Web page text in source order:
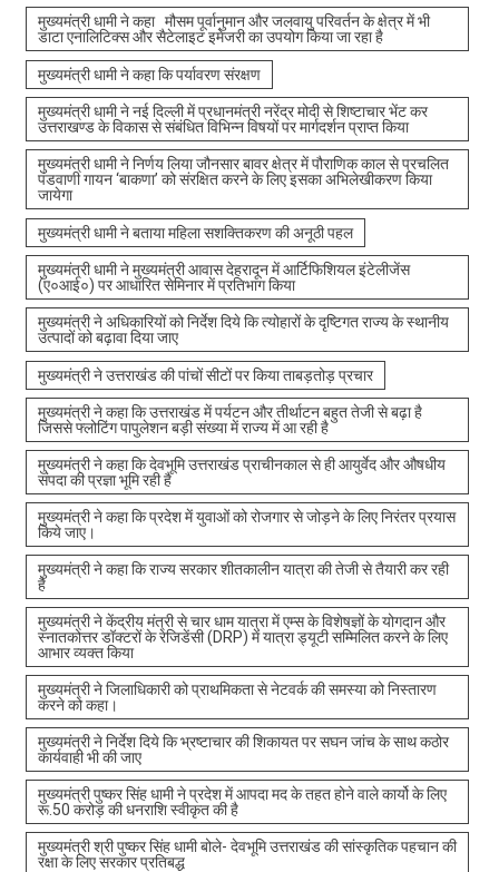
मुख्यमंत्री धामी ने कहा मौसम पूर्वानुमान और जलवायु परिवर्तन के क्षेत्र में भी
डाटा एनालिटिक्स और सैटेलाइट इमेजरी का उपयोग किया जा रहा है
मुख्यमंत्री धामी ने कहा कि पर्यावरण संरक्षण
मुख्यमंत्री धामी ने नई दिल्ली में प्रधानमंत्री नरेंद्र मोदी से शिष्टाचार भेंट कर
उत्तराखण्ड के विकास से संबंधित विभिन्न विषयों पर मार्गदर्शन प्राप्त किया
मुख्यमंत्री धामी ने निर्णय लिया जौनसार बावर क्षेत्र में पौराणिक काल से प्रचलित
पंडवाणी गायन ‘बाकणा’ को संरक्षित करने के लिए इसका अभिलेखीकरण किया
जायेगा
मुख्यमंत्री धामी ने बताया महिला सशक्तिकरण की अनूठी पहल
मुख्यमंत्री धामी ने मुख्यमंत्री आवास देहरादून में आर्टिफिशियल इंटेलीजेंस
(ए०आई०) पर आधारित सेमिनार में प्रतिभाग किया
मुख्यमंत्री ने अधिकारियों को निर्देश दिये कि त्योहारों के दृष्टिगत राज्य के स्थानीय
उत्पादों को बढ़ावा दिया जाए
मुख्यमंत्री ने उत्तराखंड की पांचों सीटों पर किया ताबड़तोड़ प्रचार
मुख्यमंत्री ने कहा कि उत्तराखंड में पर्यटन और तीर्थाटन बहुत तेजी से बढ़ा है
जिससे फ्लोटिंग पापुलेशन बड़ी संख्या में राज्य में आ रही है
मुख्यमंत्री ने कहा कि देवभूमि उत्तराखंड प्राचीनकाल से ही आयुर्वेद और औषधीय
संपदा की प्रज्ञा भूमि रही है
मुख्यमंत्री ने कहा कि प्रदेश में युवाओं को रोजगार से जोड़ने के लिए निरंतर प्रयास
किये जाए।
मुख्यमंत्री ने कहा कि राज्य सरकार शीतकालीन यात्रा की तेजी से तैयारी कर रही
है
मुख्यमंत्री ने केंद्रीय मंत्री से चार धाम यात्रा में एम्स के विशेषज्ञों के योगदान और
स्नातकोत्तर डॉक्टरों के रेजिडेंसी (DRP) में यात्रा ड्यूटी सम्मिलित करने के लिए
आभार व्यक्त किया
मुख्यमंत्री ने जिलाधिकारी को प्राथमिकता से नेटवर्क की समस्या को निस्तारण
करने को कहा।
मुख्यमंत्री ने निर्देश दिये कि भ्रष्टाचार की शिकायत पर सघन जांच के साथ कठोर
कार्यवाही भी की जाए
मुख्यमंत्री पुष्कर सिंह धामी ने प्रदेश में आपदा मद के तहत होने वाले कार्यो के लिए
रू.50 करोड़ की धनराशि स्वीकृत की है
मुख्यमंत्री श्री पुष्कर सिंह धामी बोले- देवभूमि उत्तराखंड की सांस्कृतिक पहचान की
रक्षा के लिए सरकार प्रतिबद्ध